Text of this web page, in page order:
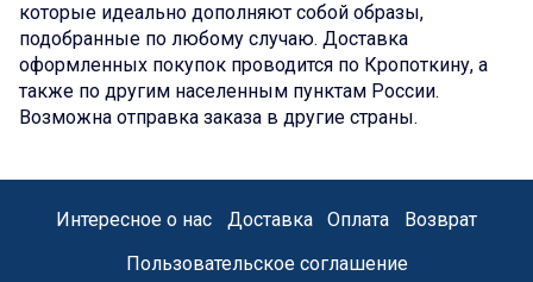
которые идеально дополняют собой образы,
подобранные по любому случаю. Доставка
оформленных покупок проводится по Кропоткину, а
также по другим населенным пунктам России.
Возможна отправка заказа в другие страны.
Интересное о нас Доставка Оплата
Возврат
Пользовательское соглашение